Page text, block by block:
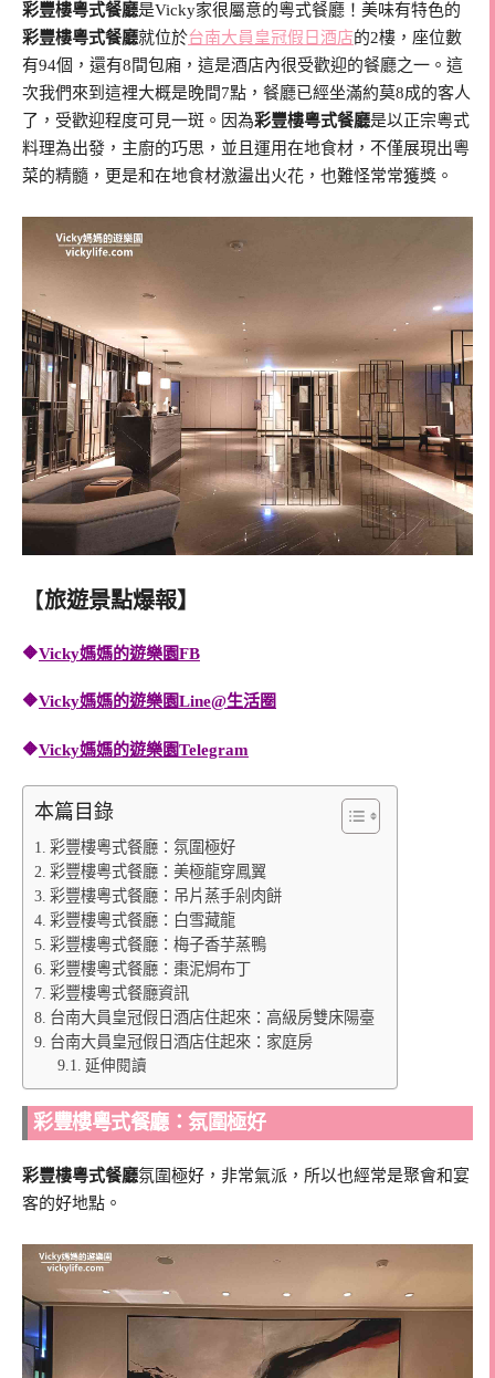
彩豐樓粵式餐廳是Vicky家很屬意的粵式餐廳！美味有特色的
彩豐樓粵式餐廳就位於台南大員皇冠假日酒店的2樓，座位數
有94個，還有8間包廂，這是酒店內很受歡迎的餐廳之一。這
次我們來到這裡大概是晚間7點，餐廳已經坐滿約莫8成的客人
了，受歡迎程度可見一斑。因為彩豐樓粵式餐廳是以正宗粵式
料理為出發，主廚的巧思，並且運用在地食材，不僅展現出粵
菜的精髓，更是和在地食材激盪出火花，也難怪常常獲獎。
【旅遊景點爆報】
🔶Vicky媽媽的遊樂園FB
🔶Vicky媽媽的遊樂園Line@生活圈
🔶Vicky媽媽的遊樂園Telegram
本篇目錄
彩豐樓粵式餐廳：氛圍極好
彩豐樓粵式餐廳：美極龍穿鳳翼
彩豐樓粵式餐廳：吊片蒸手剁肉餅
彩豐樓粵式餐廳：白雪藏龍
彩豐樓粵式餐廳：梅子香芋蒸鴨
彩豐樓粵式餐廳：棗泥焗布丁
彩豐樓粵式餐廳資訊
台南大員皇冠假日酒店住起來：高級房雙床陽臺
台南大員皇冠假日酒店住起來：家庭房
延伸閱讀
彩豐樓粵式餐廳：氛圍極好
彩豐樓粵式餐廳氛圍極好，非常氣派，所以也經常是聚會和宴
客的好地點。